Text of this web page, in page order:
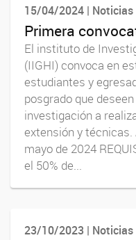
15/04/2024 | Noticias
Primera
El instituto de
(IIGHI) convoca en
estudiantes y
posgrado que
investigación a
extensión y técnicas.
mayo de 2024
el 50% de...
23/10/2023 | Noticias